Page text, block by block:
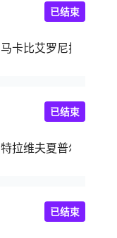
马卡比艾罗尼拉马特甘
已结束
特拉维夫夏普尔
已结束
已结束